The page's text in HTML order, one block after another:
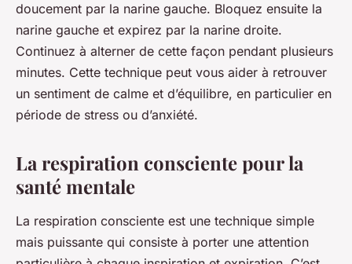
doucement par la narine gauche. Bloquez ensuite la
narine gauche et expirez par la narine droite.
Continuez à alterner de cette façon pendant plusieurs
minutes. Cette technique peut vous aider à retrouver
un sentiment de calme et d’équilibre, en particulier en
période de stress ou d’anxiété.
La respiration consciente pour la
santé mentale
La respiration consciente est une technique simple
mais puissante qui consiste à porter une attention